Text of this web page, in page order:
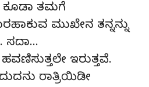
ತಮಗೆ
ಮುಖೇನ ತನ್ನನ್ನು
ಸದಾ…
ಇರುತ್ತವೆ.
ರಾತ್ರಿಯಿಡೀ